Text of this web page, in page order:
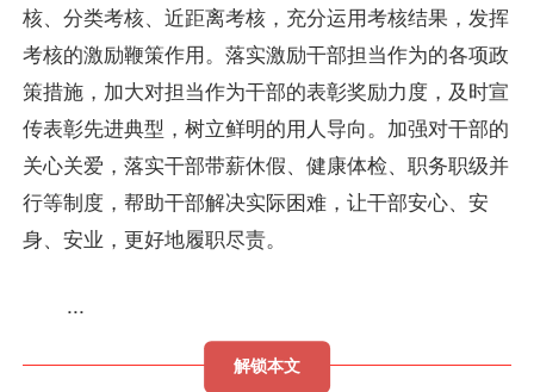
核、分类考核、近距离考核，充分运用考核结果，发挥
考核的激励鞭策作用。落实激励干部担当作为的各项政
策措施，加大对担当作为干部的表彰奖励力度，及时宣
传表彰先进典型，树立鲜明的用人导向。加强对干部的
关心关爱，落实干部带薪休假、健康体检、职务职级并
行等制度，帮助干部解决实际困难，让干部安心、安
身、安业，更好地履职尽责。
...
解锁本文